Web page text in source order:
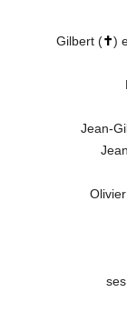
Gilbert (✝)
Jean-